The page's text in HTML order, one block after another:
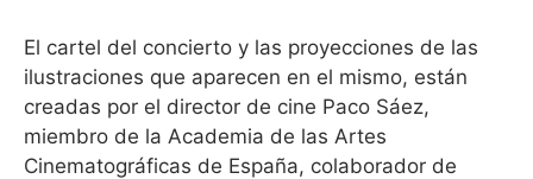
El cartel del concierto y las proyecciones de las
ilustraciones que aparecen en el mismo, están
creadas por el director de cine Paco Sáez,
miembro de la Academia de las Artes
Cinematográficas de España, colaborador de